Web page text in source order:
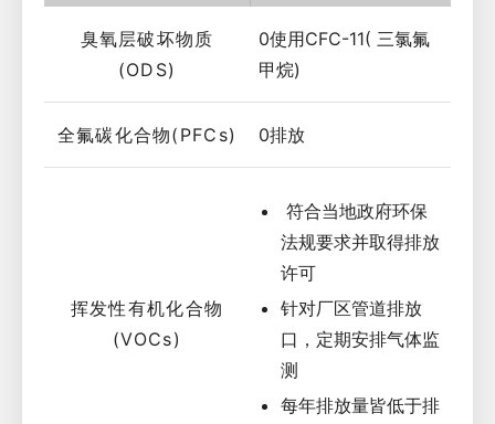
臭氧层破坏物质
(ODS)
0使用CFC-11( 三氯氟
甲烷)
全氟碳化合物(PFCs) 0排放
挥发性有机化合物
(VOCs)
符合当地政府环保
法规要求并取得排放
许可
针对厂区管道排放
口，定期安排气体监
测
每年排放量皆低于排